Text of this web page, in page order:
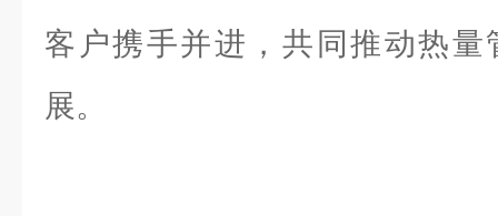
客户携手并进，共同推动热
展。